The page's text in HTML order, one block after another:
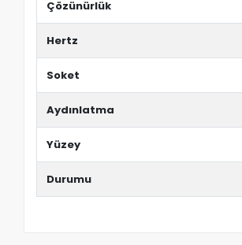
Çözünürlük
Hertz
Soket
Aydınlatma
Yüzey
Durumu